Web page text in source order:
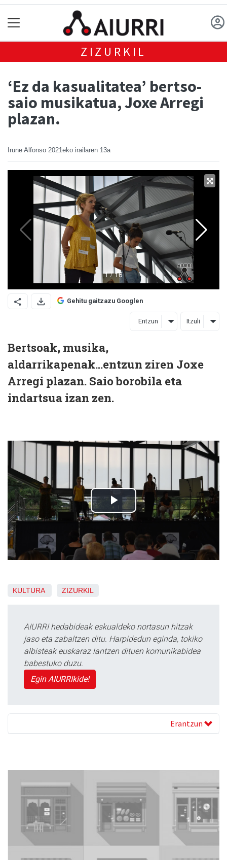
ZIZURKIL
‘Ez da kasualitatea’ bertso-
saio musikatua, Joxe Arregi
plazan.
Irune Alfonso 2021eko irailaren 13a
Gehitu gaitzazu Googlen
Entzun Itzuli
Bertsoak, musika,
aldarrikapenak...entzun ziren Joxe
Arregi plazan. Saio borobila eta
indartsua izan zen.
KULTURA ZIZURKIL
AIURRI hedabideak eskualdeko nortasun hitzak
jaso eta zabaltzen ditu. Harpidedun eginda, tokiko
albisteak euskaraz lantzen dituen komunikabidea
babestuko duzu.
Egin AIURRIkide!
Erantzun